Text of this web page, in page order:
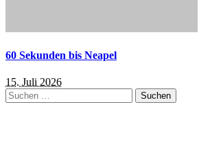
60 Sekunden bis Neapel
15. Juli 2026
Suchen
nach: